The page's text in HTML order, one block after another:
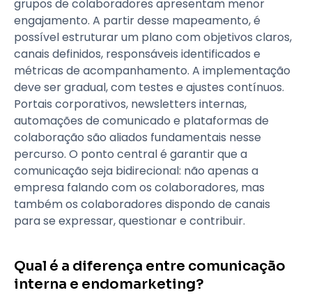
grupos de colaboradores apresentam menor
engajamento. A partir desse mapeamento, é
possível estruturar um plano com objetivos claros,
canais definidos, responsáveis identificados e
métricas de acompanhamento. A implementação
deve ser gradual, com testes e ajustes contínuos.
Portais corporativos, newsletters internas,
automações de comunicado e plataformas de
colaboração são aliados fundamentais nesse
percurso. O ponto central é garantir que a
comunicação seja bidirecional: não apenas a
empresa falando com os colaboradores, mas
também os colaboradores dispondo de canais
para se expressar, questionar e contribuir.
Qual é a diferença entre comunicação
interna e endomarketing?